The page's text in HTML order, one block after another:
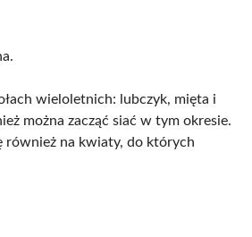
wieloletnich: lubczyk, mięta i
można zacząć siać w tym okresie.
również na kwiaty, do których